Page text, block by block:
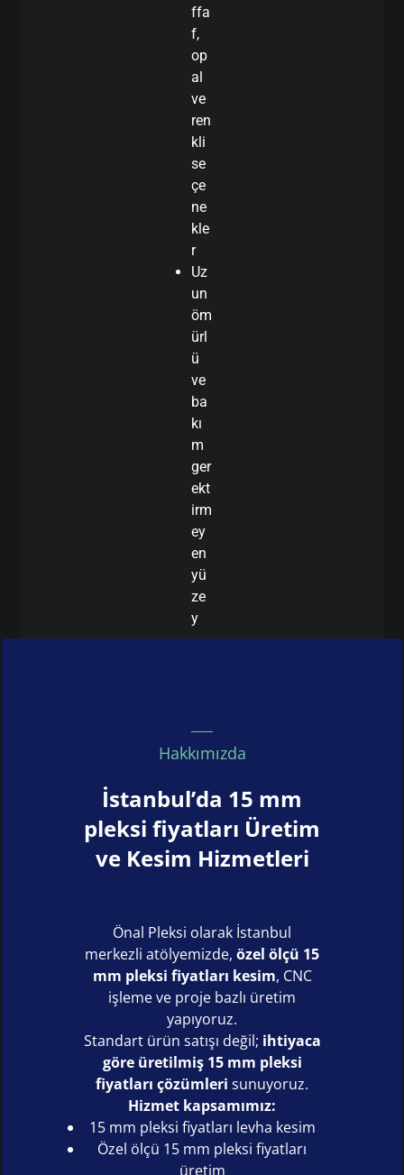
ffa
f,
op
al
ve
ren
kli
se
çe
ne
kle
r
Uz
un
öm
ürl
ü
ve
ba
kı
m
ger
ekt
irm
ey
en
yü
ze
y
Hakkımızda
İstanbul’da 15 mm
pleksi fiyatları Üretim
ve Kesim Hizmetleri
Önal Pleksi olarak İstanbul
merkezli atölyemizde, özel ölçü 15
mm pleksi fiyatları kesim, CNC
işleme ve proje bazlı üretim
yapıyoruz.
Standart ürün satışı değil; ihtiyaca
göre üretilmiş 15 mm pleksi
fiyatları çözümleri sunuyoruz.
Hizmet kapsamımız:
15 mm pleksi fiyatları levha kesim
Özel ölçü 15 mm pleksi fiyatları
üretim